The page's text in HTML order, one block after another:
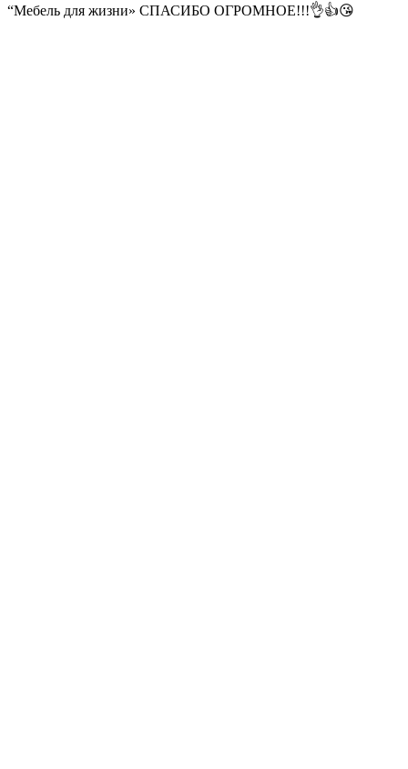
“Мебель для жизни» СПАСИБО ОГРОМНОЕ!!!👌👍😘